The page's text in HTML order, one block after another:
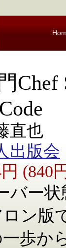
Chef
直也
出版会
円 (840
バー状
ン版
歩か